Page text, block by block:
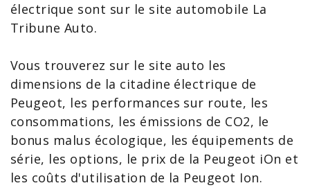
électrique sont sur le site automobile La
Tribune Auto.
Vous trouverez sur le site auto les
dimensions de la citadine électrique de
Peugeot, les performances sur route, les
consommations, les émissions de CO2, le
bonus malus écologique, les équipements de
série, les options, le prix de la Peugeot iOn et
les coûts d'utilisation de la Peugeot Ion.